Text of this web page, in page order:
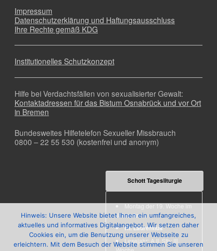
Impressum
Datenschutzerklärung und Haftungsausschluss
Ihre Rechte gemäß KDG
Institutionelles Schutzkonzept
Hilfe bei Verdachtsfällen von sexualisierter Gewalt:
Kontaktadressen für das Bistum Osnabrück und vor Ort
in Bremen
Bundesweites Hilfetelefon Sexueller Missbrauch
0800 – 22 55 530 (kostenfrei und anonym)
Schott Tagesliturgie
Montag der 19. Woche im
Jahreskreis
Hl. Laurentius
Lesejahr: A II, Stb: III.
Hinweis: Unsere Website bietet Ihnen ein umfangreiches,
aktuelles und informatives Digitalangebot. Wir setzen daher
Cookies ein, um die Benutzung unserer Webseite zu
erleichtern. Mit dem Besuch der Website stimmen Sie unseren